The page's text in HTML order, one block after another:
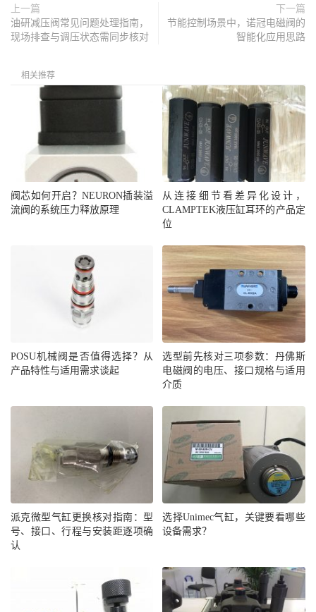
上一篇
油研减压阀常见问题处理指南，
现场排查与调压状态需同步核对
下一篇
节能控制场景中，诺冠电磁阀的
智能化应用思路
相关推荐
阀芯如何开启？NEURON插装溢
流阀的系统压力释放原理
从连接细节看差异化设计，
CLAMPTEK液压缸耳环的产品定
位
POSU机械阀是否值得选择？从
产品特性与适用需求谈起
选型前先核对三项参数：丹佛斯
电磁阀的电压、接口规格与适用
介质
派克微型气缸更换核对指南：型
号、接口、行程与安装距逐项确
认
选择Unimec气缸，关键要看哪些
设备需求？